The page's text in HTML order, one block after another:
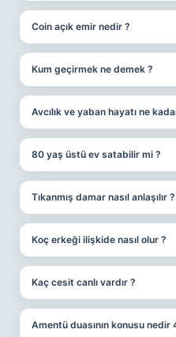
Coin açık emir nedir ?
Kum geçirmek ne demek ?
Avcılık ve yaban hayatı ne
80 yaş üstü ev satabilir mi ?
Tıkanmış damar nasıl anlaşılır ?
Koç erkeği ilişkide nasıl olur ?
Kaç cesit canlı vardır ?
Amentü duasının konusu nedir